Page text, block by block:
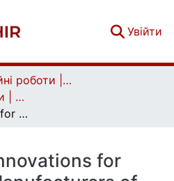
Увійти
Кваліфікаційні роботи | Qualifying works
Магістерські роботи | Master's theses
Product Innovations for Ukrainian Manufacturers of Security Systems in the Italian Agritech Market
for